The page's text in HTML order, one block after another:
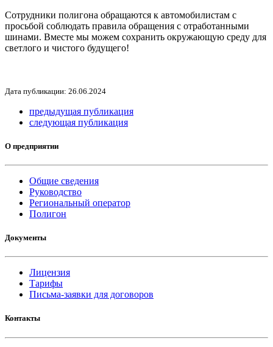
Сотрудники полигона обращаются к автомобилистам с
просьбой соблюдать правила обращения с отработанными
шинами. Вместе мы можем сохранить окружающую среду для
светлого и чистого будущего!
Дата публикации: 26.06.2024
предыдущая публикация
следующая публикация
О предприятии
Общие сведения
Руководство
Региональный оператор
Полигон
Документы
Лицензия
Тарифы
Письма-заявки для договоров
Контакты